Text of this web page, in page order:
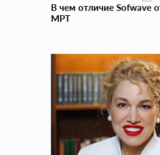
В чем отличие Sofwave
MPT